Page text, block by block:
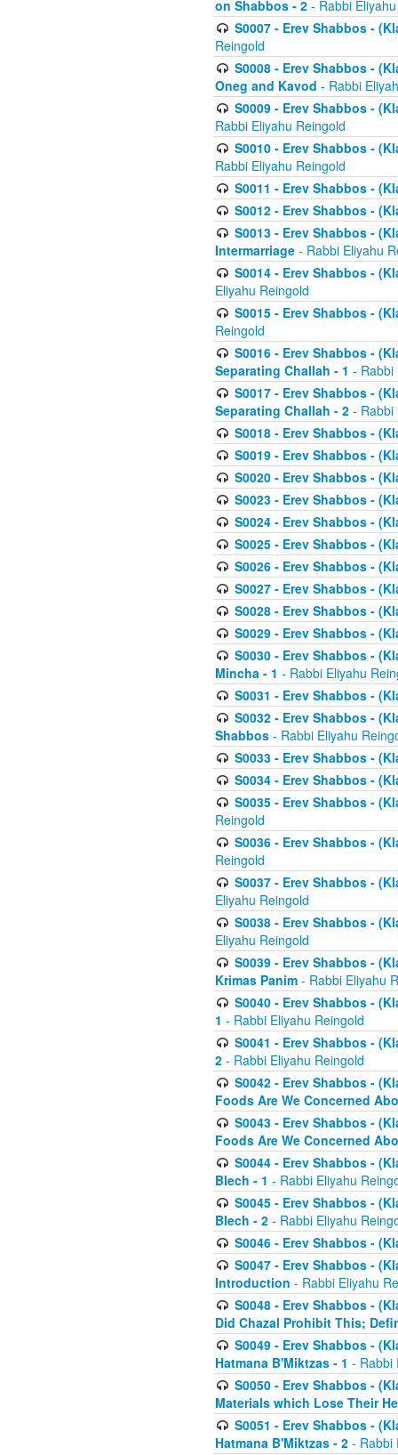
on Shabbos - 2 - Rabbi
S0007 - Erev Shabbos -
Reingold
S0008 - Erev Shabbos -
Oneg and Kavod - Rabbi
S0009 - Erev Shabbos -
Rabbi Eliyahu Reingold
S0010 - Erev Shabbos -
Rabbi Eliyahu Reingold
S0011 - Erev Shabbos -
S0012 - Erev Shabbos -
S0013 - Erev Shabbos -
Intermarriage - Rabbi Eliyahu
S0014 - Erev Shabbos -
Eliyahu Reingold
S0015 - Erev Shabbos -
Reingold
S0016 - Erev Shabbos -
Separating Challah - 1 - Rabbi
S0017 - Erev Shabbos -
Separating Challah - 2 - Rabbi
S0018 - Erev Shabbos -
S0019 - Erev Shabbos -
S0020 - Erev Shabbos -
S0023 - Erev Shabbos -
S0024 - Erev Shabbos -
S0025 - Erev Shabbos -
S0026 - Erev Shabbos -
S0027 - Erev Shabbos -
S0028 - Erev Shabbos -
S0029 - Erev Shabbos -
S0030 - Erev Shabbos -
Mincha - 1 - Rabbi Eliyahu
S0031 - Erev Shabbos -
S0032 - Erev Shabbos -
Shabbos - Rabbi Eliyahu
S0033 - Erev Shabbos -
S0034 - Erev Shabbos -
S0035 - Erev Shabbos -
Reingold
S0036 - Erev Shabbos -
Reingold
S0037 - Erev Shabbos -
Eliyahu Reingold
S0038 - Erev Shabbos -
Eliyahu Reingold
S0039 - Erev Shabbos -
Krimas Panim - Rabbi Eliyahu
S0040 - Erev Shabbos -
1 - Rabbi Eliyahu Reingold
S0041 - Erev Shabbos -
2 - Rabbi Eliyahu Reingold
S0042 - Erev Shabbos -
Foods Are We Concerned
S0043 - Erev Shabbos -
Foods Are We Concerned
S0044 - Erev Shabbos -
Blech - 1 - Rabbi Eliyahu
S0045 - Erev Shabbos -
Blech - 2 - Rabbi Eliyahu
S0046 - Erev Shabbos -
S0047 - Erev Shabbos -
Introduction - Rabbi Eliyahu
S0048 - Erev Shabbos -
Did Chazal Prohibit This;
S0049 - Erev Shabbos -
Hatmana B'Miktzas - 1 - Rabbi
S0050 - Erev Shabbos -
Materials which Lose Their
S0051 - Erev Shabbos -
Hatmana B'Miktzas - 2 - Rabbi